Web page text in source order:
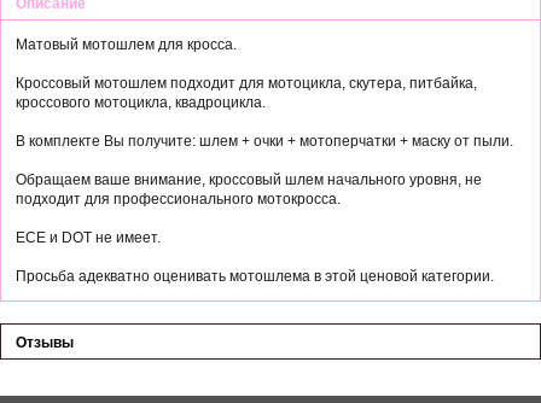
Матовый мотошлем для кросса.
Кроссовый мотошлем подходит для мотоцикла, скутера, питбайка,
кроссового мотоцикла, квадроцикла.
В комплекте Вы получите: шлем + очки + мотоперчатки + маску от пыли.
Обращаем ваше внимание, кроссовый шлем начального уровня, не
подходит для профессионального мотокросса.
ECE и DOT не имеет.
Просьба адекватно оценивать мотошлема в этой ценовой категории.
Отзывы